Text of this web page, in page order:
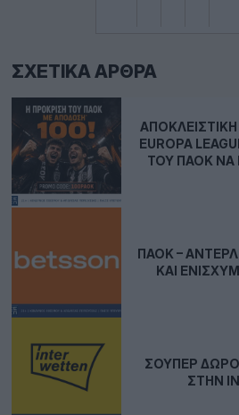
ΣΧΕΤΙΚΆ ΆΡΘΡΑ
EUROPA
ΤΟΥ ΠΑΟΚ ΝΑ
ΠΑΟΚ –
ΚΑΙ
ΣΟΎΠΕΡ
ΣΤΗΝ